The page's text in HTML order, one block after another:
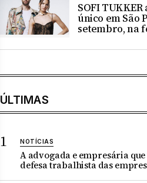
SOFI
único em São
setembro, na
ÚLTIMAS
NOTÍCIAS
A advogada e empresária
defesa trabalhista das